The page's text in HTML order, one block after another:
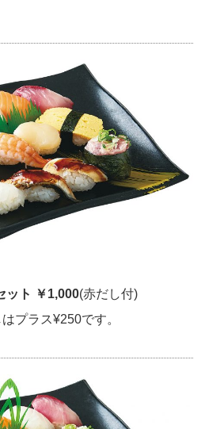
ット ￥1,000(赤だし付)
プラス¥250です。